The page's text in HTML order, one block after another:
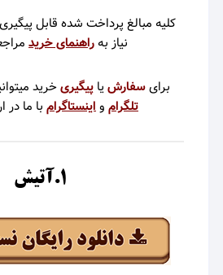
کلیه مبالغ پرداخت شده قابل
نیاز به راهنمای خرید م
برایسفارش یا پیگیریخرید
تلگرام واینستاگرام با ما در
۱.آتیش